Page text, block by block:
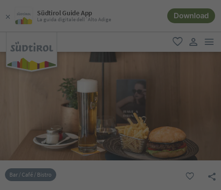
Südtirol Guide App
La guida digitale dell´Alto Adige Download
favoriti
user link
Bar / Café / Bistro